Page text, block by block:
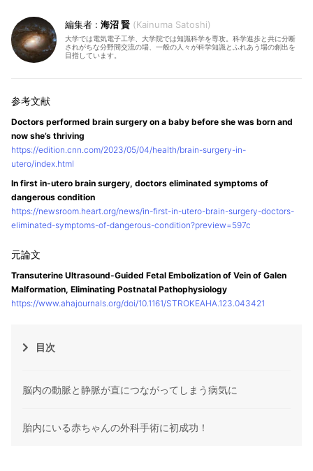
海沼 賢 Kainuma Satoshi
大学では電気電子工学、大学院では知識科学を専攻。科学進歩と共に分断
されがちな分野間交流の場、一般の人々が科学知識とふれあう場の創出を
目指しています。
Doctors performed brain surgery on a baby before she was born and
now she’s thriving
https://edition.cnn.com/2023/05/04/health/brain-surgery-in-
utero/index.html
In first in-utero brain surgery, doctors eliminated symptoms of
dangerous condition
https://newsroom.heart.org/news/in-first-in-utero-brain-surgery-doctors-
eliminated-symptoms-of-dangerous-condition?preview=597c
Transuterine Ultrasound-Guided Fetal Embolization of Vein of Galen
Malformation, Eliminating Postnatal Pathophysiology
https://www.ahajournals.org/doi/10.1161/STROKEAHA.123.043421
目次
脳内の動脈と静脈が直につながってしまう病気に
胎内にいる赤ちゃんの外科手術に初成功！